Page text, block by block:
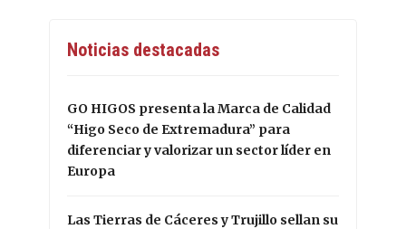
Noticias destacadas
GO HIGOS presenta la Marca de Calidad
“Higo Seco de Extremadura” para
diferenciar y valorizar un sector líder en
Europa
Las Tierras de Cáceres y Trujillo sellan su